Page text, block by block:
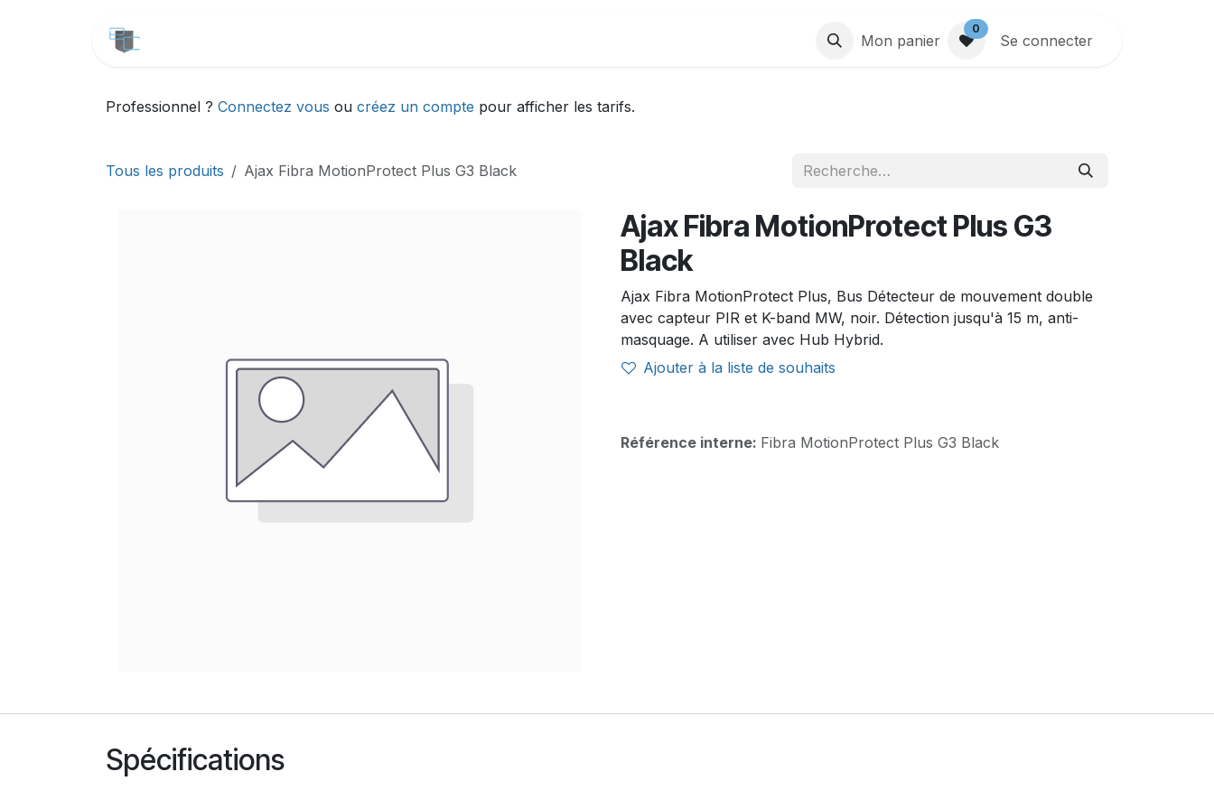
Mon panier
0
Se connecter
Professionnel ? Connectez vous ou créez un compte pour afficher les tarifs.
Tous les produits Ajax Fibra MotionProtect Plus G3 Black
Ajax Fibra MotionProtect Plus G3
Black
Ajax Fibra MotionProtect Plus, Bus Détecteur de mouvement double
avec capteur PIR et K-band MW, noir. Détection jusqu'à 15 m, anti-
masquage. A utiliser avec Hub Hybrid.
Ajouter à la liste de souhaits
Référence interne: Fibra MotionProtect Plus G3 Black
Spécifications